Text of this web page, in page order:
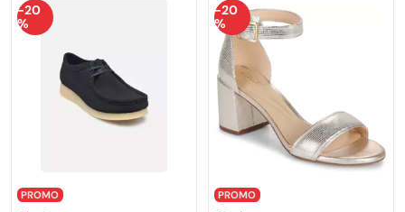
PROMO
-20
%
PROMO
-20
%